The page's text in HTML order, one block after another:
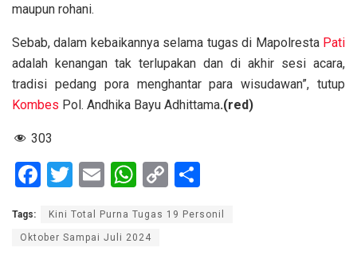
maupun rohani.
Sebab, dalam kebaikannya selama tugas di Mapolresta Pati
adalah kenangan tak terlupakan dan di akhir sesi acara,
tradisi pedang pora menghantar para wisudawan”, tutup
Kombes Pol. Andhika Bayu Adhittama.(red)
303
F
ce
b
T
tt
er
E
ail
W
at
s
C
py ar
Tags: Kini Total Purna Tugas 19 Personil
Oktober Sampai Juli 2024